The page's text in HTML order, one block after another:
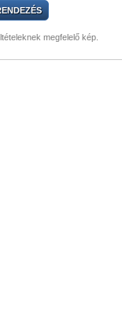
megfelelő kép.